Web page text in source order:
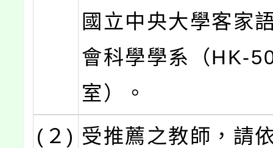
國立中央大學客家
會科學學系（HK-
室）。
(２) 受推薦之教師，請